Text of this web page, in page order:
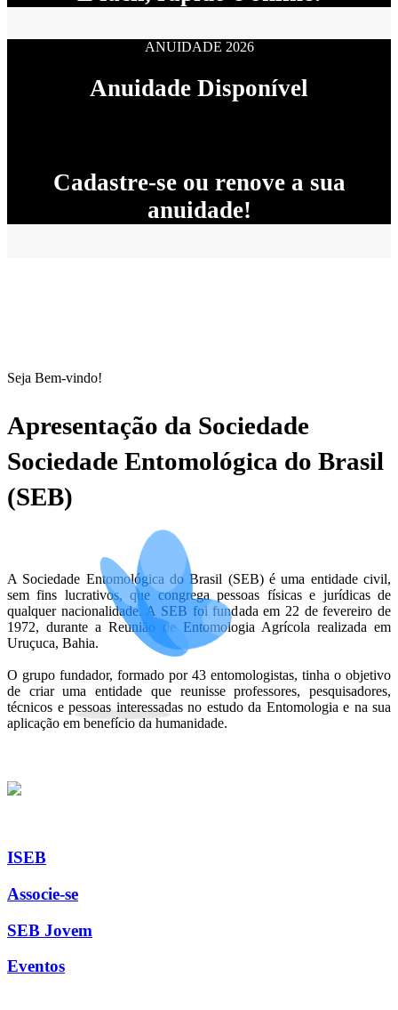
ANUIDADE 2026
Anuidade Disponível
Cadastre-se ou renove a sua
anuidade!
Seja Bem-vindo!
Apresentação da Sociedade
Sociedade Entomológica do Brasil
(SEB)
A Sociedade Entomológica do Brasil (SEB) é uma entidade civil,
sem fins lucrativos, que congrega pessoas físicas e jurídicas de
qualquer nacionalidade. A SEB foi fundada em 22 de fevereiro de
1972, durante a Reunião de Entomologia Agrícola realizada em
Uruçuca, Bahia.
O grupo fundador, formado por 43 entomologistas, tinha o objetivo
de criar uma entidade que reunisse professores, pesquisadores,
técnicos e pessoas interessadas no estudo da Entomologia e na sua
aplicação em benefício da humanidade.
ISEB
Associe-se
SEB Jovem
Eventos